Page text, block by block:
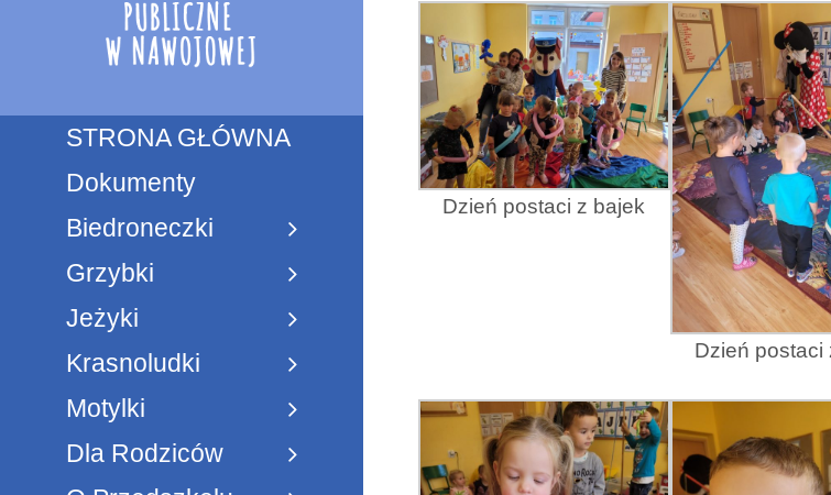
STRONA GŁÓWNA
Dokumenty
Biedroneczki
Grzybki
Jeżyki
Krasnoludki
Motylki
Dla Rodziców
Dzień postaci z bajek
Dzień postaci